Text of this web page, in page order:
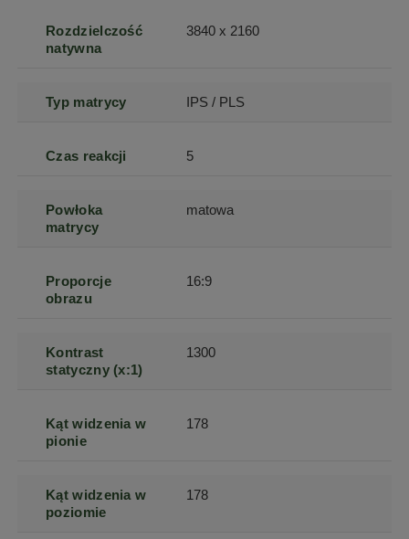
Rozdzielczość
natywna
3840 x 2160
Typ matrycy IPS / PLS
Czas reakcji 5
Powłoka
matrycy
matowa
Proporcje
obrazu
16:9
Kontrast
statyczny (x:1)
1300
Kąt widzenia w
pionie
178
Kąt widzenia w
poziomie
178